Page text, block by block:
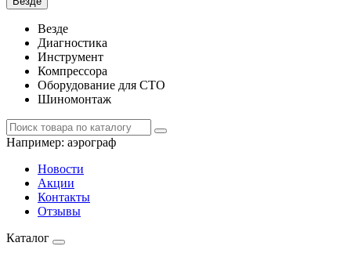
Везде
Диагностика
Инструмент
Компрессора
Оборудование для СТО
Шиномонтаж
Например: аэрограф
Новости
Акции
Контакты
Отзывы
Каталог